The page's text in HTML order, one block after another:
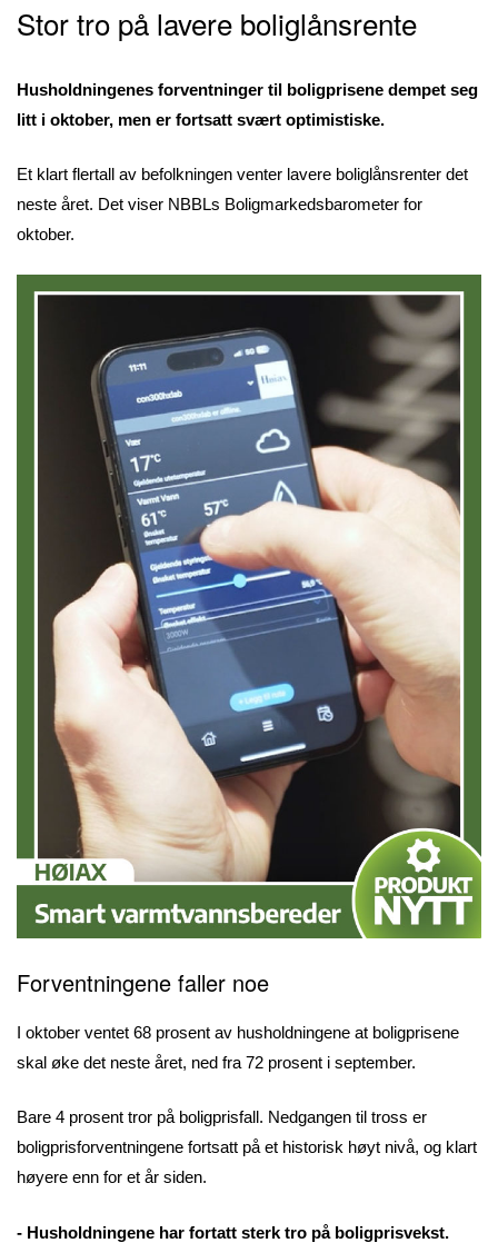
Stor tro på lavere boliglånsrente
Husholdningenes forventninger til boligprisene dempet seg
litt i oktober, men er fortsatt svært optimistiske.
Et klart flertall av befolkningen venter lavere boliglånsrenter det
neste året. Det viser NBBLs Boligmarkedsbarometer for
oktober.
Forventningene faller noe
I oktober ventet 68 prosent av husholdningene at boligprisene
skal øke det neste året, ned fra 72 prosent i september.
Bare 4 prosent tror på boligprisfall. Nedgangen til tross er
boligprisforventningene fortsatt på et historisk høyt nivå, og klart
høyere enn for et år siden.
- Husholdningene har fortatt sterk tro på boligprisvekst.